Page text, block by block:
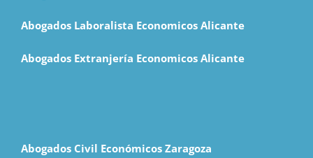
Abogados Laboralista Economicos Alicante
Abogados Extranjería Economicos Alicante
Abogados Civil Económicos Zaragoza